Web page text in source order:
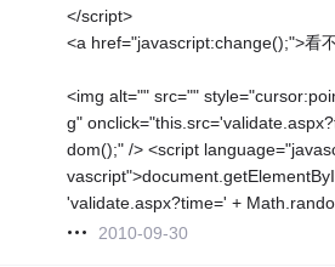
</script>
<a href="javascript:change();">看
<img alt="" src=""
g"
dom();" /> <script
'validate.aspx?time=' +
2010-09-30